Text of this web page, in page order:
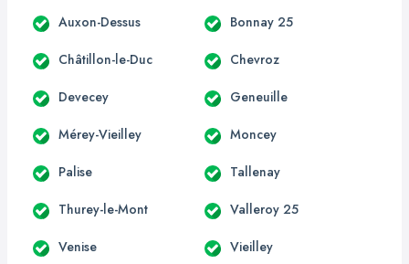
Auxon-Dessus Bonnay 25
Châtillon-le-Duc Chevroz
Devecey Geneuille
Mérey-Vieilley Moncey
Palise Tallenay
Thurey-le-Mont Valleroy 25
Venise Vieilley